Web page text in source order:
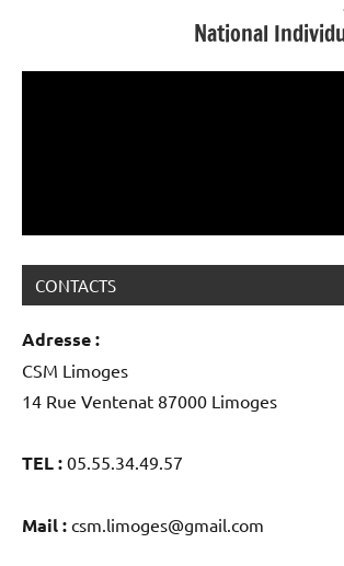
National
CONTACTS
Adresse :
CSM Limoges
14 Rue Ventenat 87000 Limoges
TEL : 05.55.34.49.57
Mail : csm.limoges@gmail.com